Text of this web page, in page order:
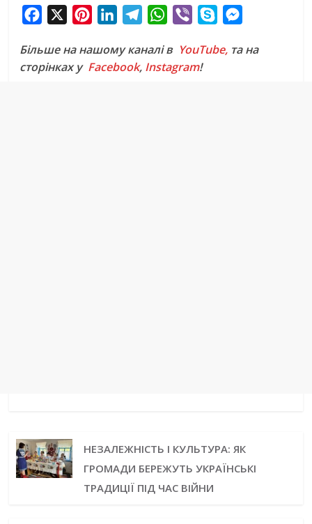
c
e
n
t
n
k
l
e
W
a
t
b
e
y
s
Більше на нашому каналі в YouTube, та на
сторінках у Facebook, Instagram!
НЕЗАЛЕЖНІСТЬ І КУЛЬТУРА: ЯК
ГРОМАДИ БЕРЕЖУТЬ УКРАЇНСЬКІ
ТРАДИЦІЇ ПІД ЧАС ВІЙНИ